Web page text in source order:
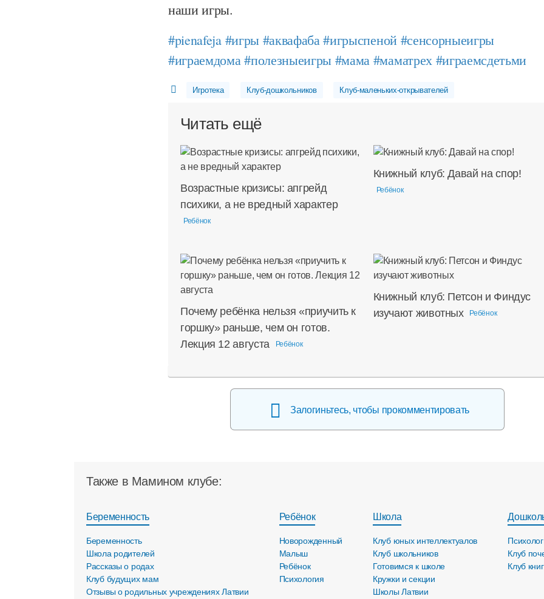
наши игры.
#pienafeja #игры #аквафаба #игрыспеной #сенсорныеигры
#играемдома #полезныеигры #мама #маматрех #играемсдетьми
Игротека Клуб-дошкольников Клуб-маленьких-открывателей
Читать ещё
Возрастные кризисы: апгрейд
психики, а не вредный характер
Ребёнок
Книжный клуб: Давай на спор!
Ребёнок
Почему ребёнка нельзя «приучить к
горшку» раньше, чем он готов.
Лекция 12 августа
Ребёнок
Книжный клуб: Петсон и Финдус
изучают животных
Ребёнок
Залогиньтесь, чтобы прокомментировать
Также в Мамином клубе:
Беременность
Беременность
Школа родителей
Рассказы о родах
Клуб будущих мам
Отзывы о родильных учреждениях Латвии
Ребёнок
Новорожденный
Малыш
Ребёнок
Психология
Школа
Клуб юных интеллектуалов
Клуб школьников
Готовимся к школе
Кружки и секции
Школы Латвии
Клуб
Клуб